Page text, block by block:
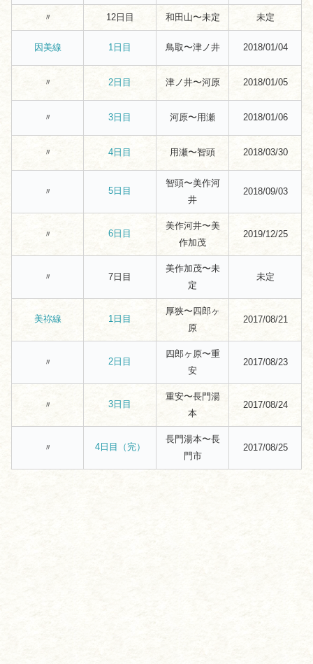
〃 12日目 和田山〜未定 未定
因美線 1日目 鳥取〜津ノ井 2018/01/04
〃 2日目 津ノ井〜河原 2018/01/05
〃 3日目 河原〜用瀬 2018/01/06
〃 4日目 用瀬〜智頭 2018/03/30
〃 5日目
智頭〜美作河
井
2018/09/03
〃 6日目
美作河井〜美
作加茂
2019/12/25
〃 7日目
美作加茂〜未
定
未定
美祢線 1日目
厚狭〜四郎ヶ
原
2017/08/21
〃 2日目
四郎ヶ原〜重
安
2017/08/23
〃 3日目
重安〜長門湯
本
2017/08/24
〃 4日目（完）
長門湯本〜長
門市
2017/08/25